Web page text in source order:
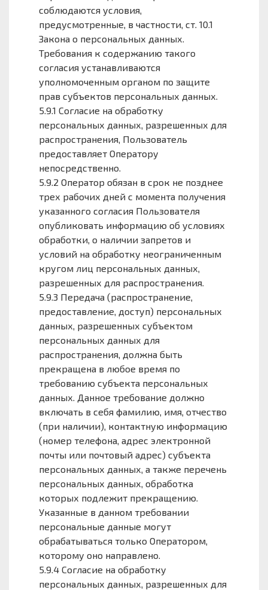
соблюдаются условия,
предусмотренные, в частности, ст. 10.1
Закона о персональных данных.
Требования к содержанию такого
согласия устанавливаются
уполномоченным органом по защите
прав субъектов персональных данных.
5.9.1 Согласие на обработку
персональных данных, разрешенных для
распространения, Пользователь
предоставляет Оператору
непосредственно.
5.9.2 Оператор обязан в срок не позднее
трех рабочих дней с момента получения
указанного согласия Пользователя
опубликовать информацию об условиях
обработки, о наличии запретов и
условий на обработку неограниченным
кругом лиц персональных данных,
разрешенных для распространения.
5.9.3 Передача (распространение,
предоставление, доступ) персональных
данных, разрешенных субъектом
персональных данных для
распространения, должна быть
прекращена в любое время по
требованию субъекта персональных
данных. Данное требование должно
включать в себя фамилию, имя, отчество
(при наличии), контактную информацию
(номер телефона, адрес электронной
почты или почтовый адрес) субъекта
персональных данных, а также перечень
персональных данных, обработка
которых подлежит прекращению.
Указанные в данном требовании
персональные данные могут
обрабатываться только Оператором,
которому оно направлено.
5.9.4 Согласие на обработку
персональных данных, разрешенных для